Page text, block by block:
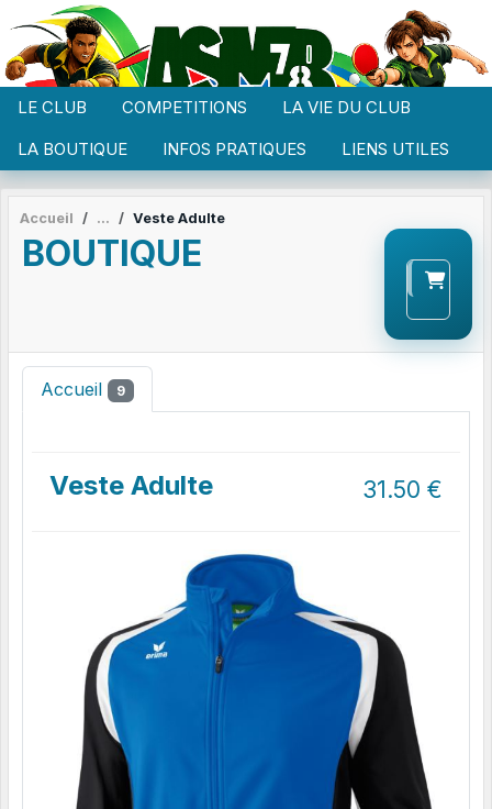
LE CLUB COMPETITIONS
LA VIE DU CLUB
LA BOUTIQUE
INFOS PRATIQUES LIENS UTILES
Accueil Veste Adulte
BOUTIQUE
Accueil 9
Veste Adulte 31.50 €
Panneau de gestion des cookies